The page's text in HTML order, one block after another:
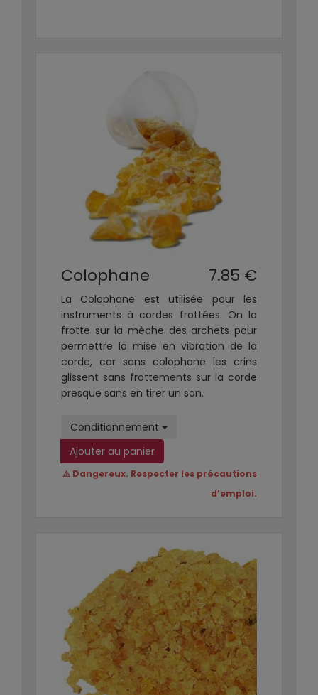
Colophane 7.85 €
La Colophane est utilisée pour les
instruments à cordes frottées. On la
frotte sur la mèche des archets pour
permettre la mise en vibration de la
corde, car sans colophane les crins
glissent sans frottements sur la corde
presque sans en tirer un son.
Conditionnement
Ajouter au panier
⚠️ Dangereux. Respecter les précautions
d’emploi.